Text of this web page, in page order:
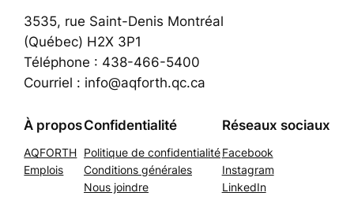
3535, rue Saint-Denis Montréal
(Québec) H2X 3P1
Téléphone : 438-466-5400
Courriel : info@aqforth.qc.ca
À propos
AQFORTH
Emplois
Confidentialité
Politique de confidentialité
Conditions générales
Nous joindre
Réseaux sociaux
Facebook
Instagram
LinkedIn